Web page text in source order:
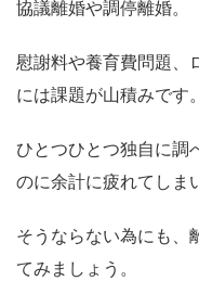
協議離婚や調停離婚。
慰謝料や養育費問題、
には課題が山積みです。
ひとつひとつ独自に調
のに余計に疲れてしま
そうならない為にも、
てみましょう。